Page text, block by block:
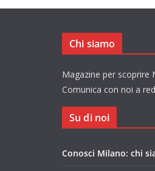
Chi siamo
Magazine per scoprire
Comunica con noi a
Su di noi
Conosci Milano: chi